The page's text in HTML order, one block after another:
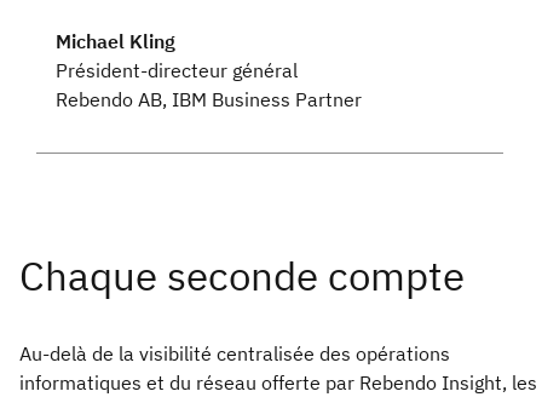
Michael Kling
Président-directeur général
Rebendo AB, IBM Business Partner
Au-delà de la visibilité centralisée des opérations
informatiques et du réseau offerte par Rebendo Insight, les